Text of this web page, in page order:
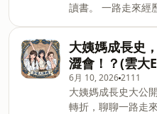
讀書。 一路走來經歷夢想、挫折與轉彎，
如何從追夢少女，
-- Hosting
大姨媽成長史
澀會！？(雲大
6月 10, 20262111
大姨媽成長史大公
轉折，聊聊一路走來的